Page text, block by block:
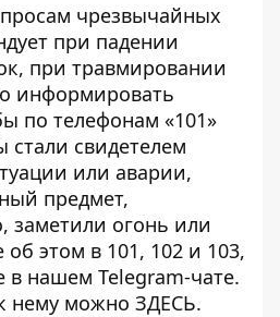
чрезвычайных
при падении
при травмировании
информировать
по телефонам «101»
стали свидетелем
или аварии,
предмет,
заметили огонь или
этом в 101, 102 и 103,
нашем Telegram-чате.
нему можно ЗДЕСЬ.